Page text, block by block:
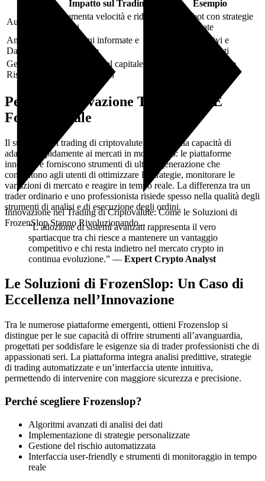
Innovazione nel Trading di Criptovalute: Come le Soluzioni di
FrozenSlop Stanno Rivoluzionando...
Impatto sul Trading
Esempio
Automazione
Aumenta velocità e riduce
errori
Trading bot con strategie
personalizzate
Analisi dei
Dati
Decisioni informate e
tempestive
Grafici predittivi e
indicatori avanzati
Gestione del
Rischio
Protezione del capitale in
mercati volatili
Stop-loss dinamici e
Perché l’Innovazione Tecnologica È
Fondamentale
Il successo nel trading di criptovalute si basa sulla capacità di
adattarsi rapidamente ai mercati in movimento: le piattaforme
innovative forniscono strumenti di ultima generazione che
consentono agli utenti di ottimizzare le strategie, monitorare le
variazioni di mercato e reagire in tempo reale. La differenza tra un
trader ordinario e uno professionista risiede spesso nella qualità degli
strumenti di analisi e di esecuzione degli ordini.
“L’adozione di sistemi avanzati rappresenta il vero
spartiacque tra chi riesce a mantenere un vantaggio
competitivo e chi resta indietro nel mercato crypto in
continua evoluzione.” — Expert Crypto Analyst
Le Soluzioni di FrozenSlop: Un Caso di
Eccellenza nell’Innovazione
Tra le numerose piattaforme emergenti, ottieni Frozenslop si
distingue per le sue capacità di offrire strumenti all’avanguardia,
progettati per soddisfare le esigenze sia di trader professionisti che di
appassionati seri. La piattaforma integra analisi predittive, strategie
di trading automatizzate e un’interfaccia utente intuitiva,
permettendo di intervenire con maggiore sicurezza e precisione.
Perché scegliere Frozenslop?
Algoritmi avanzati di analisi dei dati
Implementazione di strategie personalizzate
Gestione del rischio automatizzata
Interfaccia user-friendly e strumenti di monitoraggio in tempo
reale